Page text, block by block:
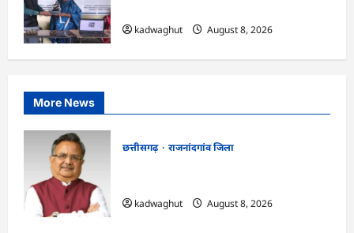
kadwaghut
August 8, 2026
More News
छत्तीसगढ़
राजनांदगांव जिला
kadwaghut
August 8, 2026